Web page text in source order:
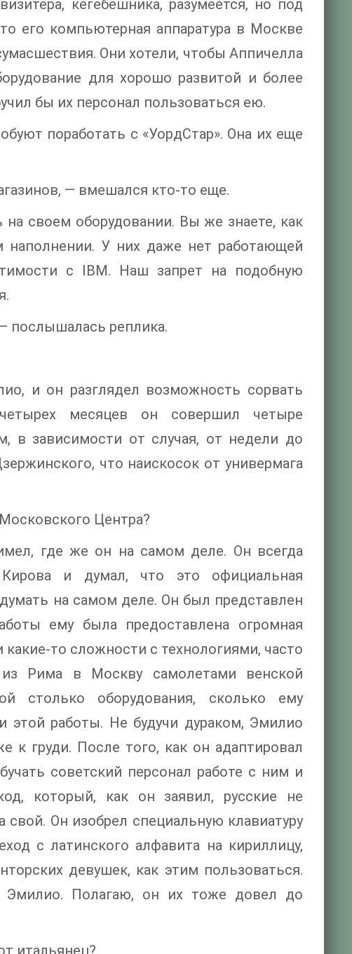
кегебешника, разумеется, но под
его компьютерная аппаратура в Москве
Они хотели, чтобы Аппичелла
для хорошо развитой и более
бы их персонал пользоваться ею.
поработать с «УордСтар». Она их еще
— вмешался кто-то еще.
своем оборудовании. Вы же знаете, как
У них даже нет работающей
с IBM. Наш запрет на подобную
послышалась реплика.
и он разглядел возможность сорвать
месяцев он совершил четыре
в зависимости от случая, от недели до
что наискосок от универмага
Центра?
где же он на самом деле. Он всегда
и думал, что это официальная
на самом деле. Он был представлен
ему была предоставлена огромная
то сложности с технологиями, часто
Рима в Москву самолетами венской
столько оборудования, сколько ему
этой работы. Не будучи дураком, Эмилио
груди. После того, как он адаптировал
советский персонал работе с ним и
который, как он заявил, русские не
Он изобрел специальную клавиатуру
с латинского алфавита на кириллицу,
девушек, как этим пользоваться.
Эмилио. Полагаю, он их тоже довел до
итальянец?